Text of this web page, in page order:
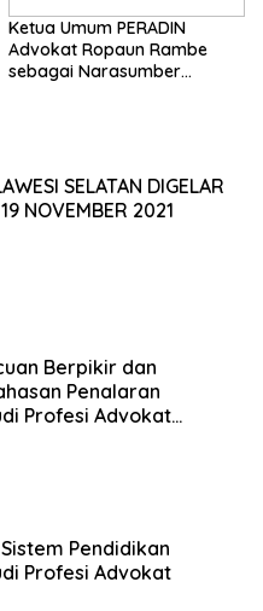
Ketua Umum PERADIN
Advokat Ropaun Rambe
sebagai Narasumber
UniversitasSELATAN DIGELAR
NOVEMBER 2021
Berpikir dan
Penalaran
Profesi Advokat
Pendidikan
Profesi Advokat